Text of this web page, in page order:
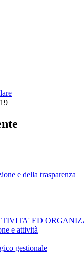
e della trasparenza
ED
e attività
gestionale